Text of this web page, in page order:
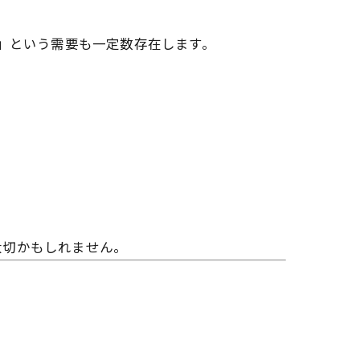
いう需要も一定数存在します。
かもしれません。